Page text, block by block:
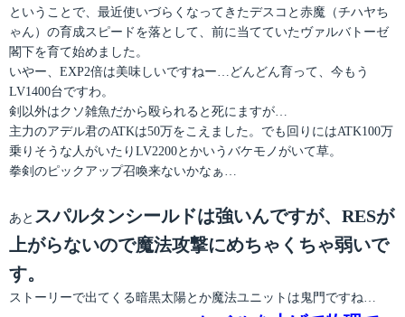
ということで、最近使いづらくなってきたデスコと赤魔（チハヤち
ゃん）の育成スピードを落として、前に当てていたヴァルバトーゼ
閣下を育て始めました。
いやー、EXP2倍は美味しいですねー…どんどん育って、今もう
LV1400台ですわ。
剣以外はクソ雑魚だから殴られると死にますが…
主力のアデル君のATKは50万をこえました。でも回りにはATK100万
乗りそうな人がいたりLV2200とかいうバケモノがいて草。
拳剣のピックアップ召喚来ないかなぁ…
あと スパルタンシールドは強いんですが、RESが
上がらないので魔法攻撃にめちゃくちゃ弱いで
す。
ストーリーで出てくる暗黒太陽とか魔法ユニットは鬼門ですね…